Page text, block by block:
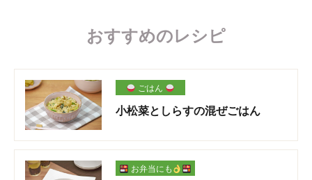
おすすめのレシピ
ごはん
小松菜としらすの混ぜごはん
お弁当にも